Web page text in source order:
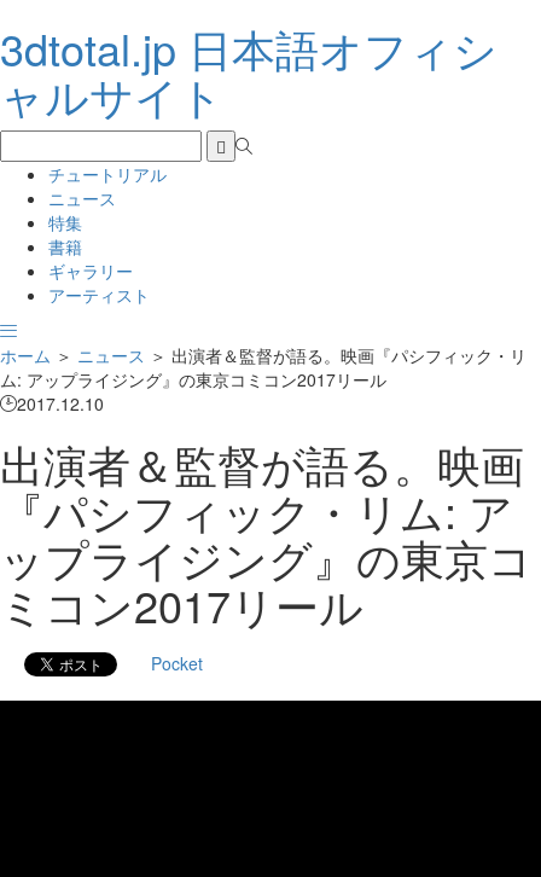
3dtotal.jp 日本語オフィシ
ャルサイト
チュートリアル
ニュース
特集
書籍
ギャラリー
アーティスト
ホーム ＞ ニュース ＞ 出演者＆監督が語る。映画『パシフィック・リ
ム: アップライジング』の東京コミコン2017リール
2017.12.10
出演者＆監督が語る。映画
『パシフィック・リム: ア
ップライジング』の東京コ
ミコン2017リール
Pocket